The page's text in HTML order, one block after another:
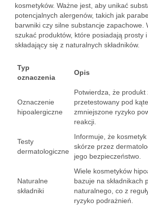
kosmetyków. Ważne jest, aby unikać
potencjalnych alergenów, takich jak
barwniki czy silne substancje zapachowe.
szukać produktów, które posiadają prosty i
składający się z naturalnych składników.
Typ
oznaczenia
Opis
Oznaczenie
hipoalergiczne
Potwierdza, że produkt
przetestowany pod
zmniejszone ryzyko
reakcji.
Testy
dermatologiczne
Informuje, że kosmetyk
skórze przez
jego bezpieczeństwo.
Naturalne
składniki
Wiele kosmetyków
bazuje na składnikach
naturalnego, co z
ryzyko podrażnień.